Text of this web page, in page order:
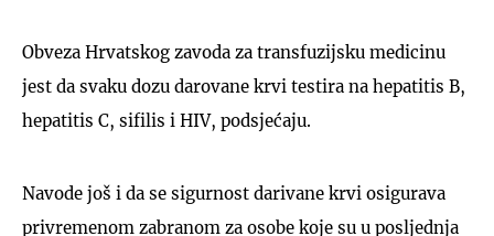
Obveza Hrvatskog zavoda za transfuzijsku medicinu
jest da svaku dozu darovane krvi testira na hepatitis B,
hepatitis C, sifilis i HIV, podsjećaju.
Navode još i da se sigurnost darivane krvi osigurava
privremenom zabranom za osobe koje su u posljednja